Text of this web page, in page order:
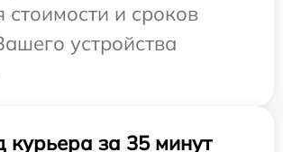
стоимости и сроков
устройства
курьера за 35 минут